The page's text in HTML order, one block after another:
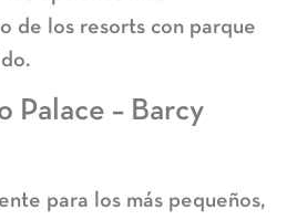
de los resorts con parque
.
Palace – Barcy
para los más pequeños,